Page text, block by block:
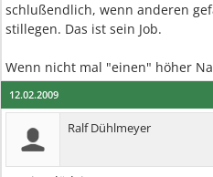
schlußendlich, wenn anderen
stillegen. Das ist sein Job.
Wenn nicht mal "einen" höher
12.02.2009
Ralf Dühlmeyer